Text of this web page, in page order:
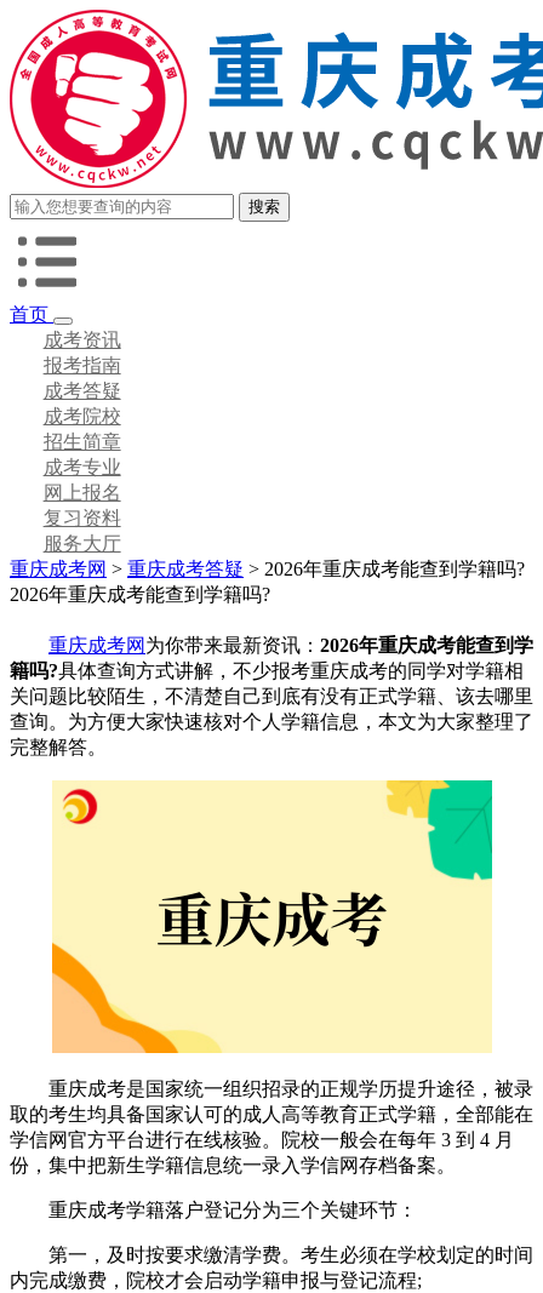
首页
成考资讯
报考指南
成考答疑
成考院校
招生简章
成考专业
网上报名
复习资料
服务大厅
重庆成考网 > 重庆成考答疑 > 2026年重庆成考能查到学籍吗?
2026年重庆成考能查到学籍吗?
重庆成考网 为你带来最新资讯： 2026年重庆成考能查到学
籍吗?具体查询方式讲解，不少报考重庆成考的同学对学籍相
关问题比较陌生，不清楚自己到底有没有正式学籍、该去哪里
查询。为方便大家快速核对个人学籍信息，本文为大家整理了
完整解答。
重庆成考是国家统一组织招录的正规学历提升途径，被录
取的考生均具备国家认可的成人高等教育正式学籍，全部能在
学信网官方平台进行在线核验。院校一般会在每年 3 到 4 月
份，集中把新生学籍信息统一录入学信网存档备案。
重庆成考学籍落户登记分为三个关键环节：
第一，及时按要求缴清学费。考生必须在学校划定的时间
内完成缴费，院校才会启动学籍申报与登记流程;